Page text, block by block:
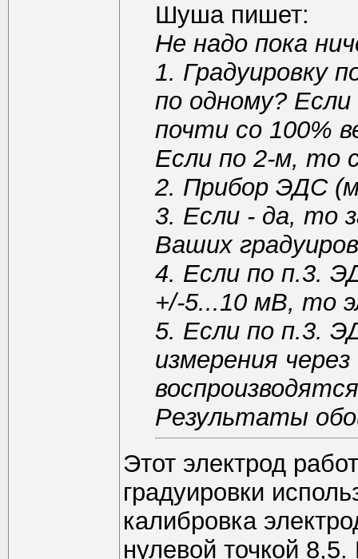
Шуша пишет:
Не надо пока
1. Градуировку
по одному?
почти со 100%
Если по 2-м, то
2. Прибор ЭДС
3. Если - да, то
Ваших
4. Если по п.3.
+/-5...10 мВ, то
5. Если по п.3.
измерения
Результаты
Этот электрод
градуировки
калибровка
нулевой точкой